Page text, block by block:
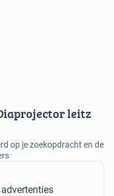
leitz
op je zoekopdracht en de